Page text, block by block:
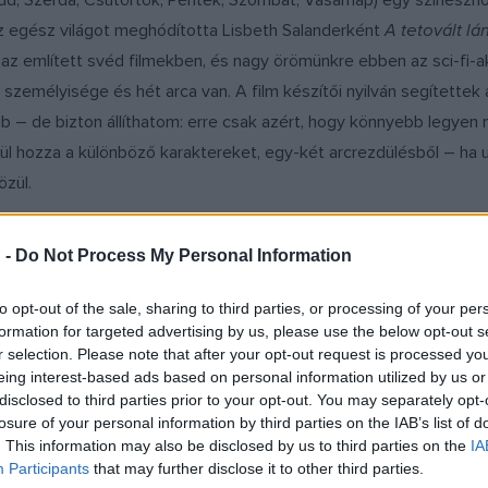
- Do Not Process My Personal Information
opt-out of the sale, sharing to third parties, or processing of your
for targeted advertising by us, please use the below opt-out
selection. Please note that after your opt-out request is processed
interest-based ads based on personal information utilized by us
to third parties prior to your opt-out. You may separately
of your personal information by third parties on the IAB’s list of
This information may also be disclosed by us to third parties on the
Participants that may further disclose it to other third parties.
egész világot meghódította Lisbeth SalanderkéntA tetovált
említett svéd filmekben, és nagy örömünkre ebben az sci-fi-
és hét arca van. A film készítői nyilván segítettek
– de bizton állíthatom: erre csak azért, hogy könnyebb
hozza a különböző karaktereket, egy-két arcrezdülésből – ha
a magát Istennek képzelő, elnöknek készülő Nicolette
Bár meg kell hagyni, korántsem kapott akkora teret,
Frászként adta az utasításokat a jövő kegyetlen valóságában.
(Palackposta) alakításáról is, ám ők olyan rövid ideig
lehet róluk alkotni. Korrektek voltak, körülbelül ennyi.
a rendező? Vagy talán kellett a pénz? (Nem, utóbbi